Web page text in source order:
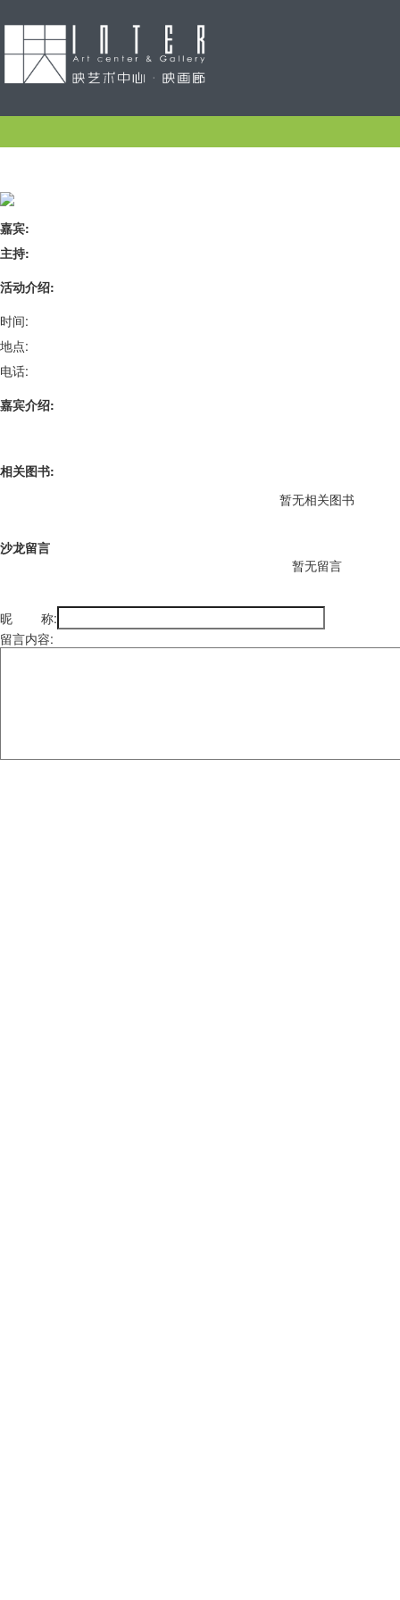
嘉宾:
主持:
活动介绍:
时间:
地点:
电话:
嘉宾介绍:
相关图书:
暂无相关图书
沙龙留言
暂无留言
昵 称:
留言内容: